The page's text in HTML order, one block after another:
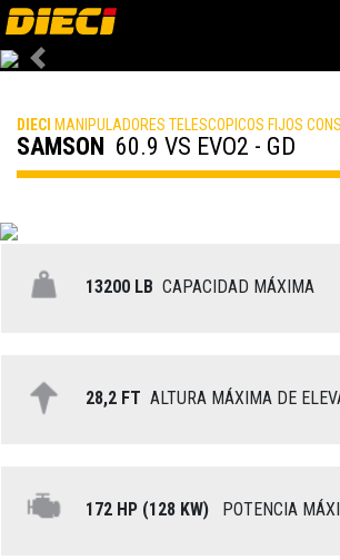
Previous
DIECI MANIPULADORES TELESCOPICOS FIJOS
SAMSON 60.9 VS EVO2 - GD
13200 LB CAPACIDAD MÁXIMA
28,2 FT ALTURA MÁXIMA DE
172 HP (128 KW) POTENCIA